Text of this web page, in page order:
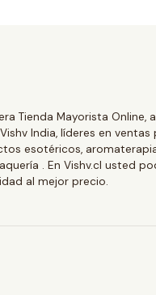
Tienda Mayorista Online,
India, líderes en ventas
esotéricos,
. En Vishv.cl usted
al mejor precio.